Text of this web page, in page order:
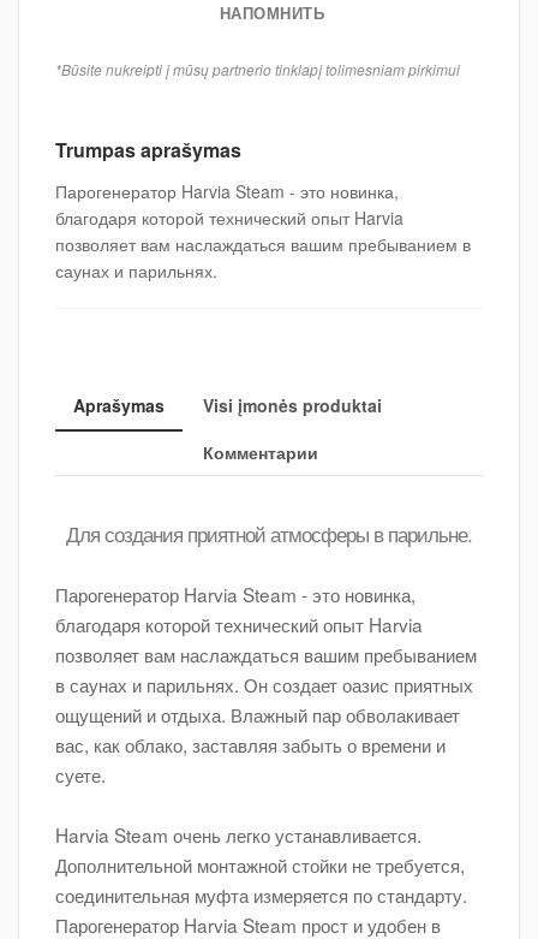
НАПОМНИТЬ
*Būsite nukreipti į mūsų partnerio tinklapį tolimesniam pirkimui
Trumpas aprašymas
Парогенератор Harvia Steam - это новинка,
благодаря которой технический опыт Harvia
позволяет вам наслаждаться вашим пребыванием в
саунах и парильнях.
Aprašymas
Visi įmonės produktai
Комментарии
Для создания приятной атмосферы в парильне.
Парогенератор Harvia Steam - это новинка,
благодаря которой технический опыт Harvia
позволяет вам наслаждаться вашим пребыванием
в саунах и парильнях. Он создает оазис приятных
ощущений и отдыха. Влажный пар обволакивает
вас, как облако, заставляя забыть о времени и
суете.
Harvia Steam очень легко устанавливается.
Дополнительной монтажной стойки не требуется,
соединительная муфта измеряется по стандарту.
Парогенератор Harvia Steam прост и удобен в